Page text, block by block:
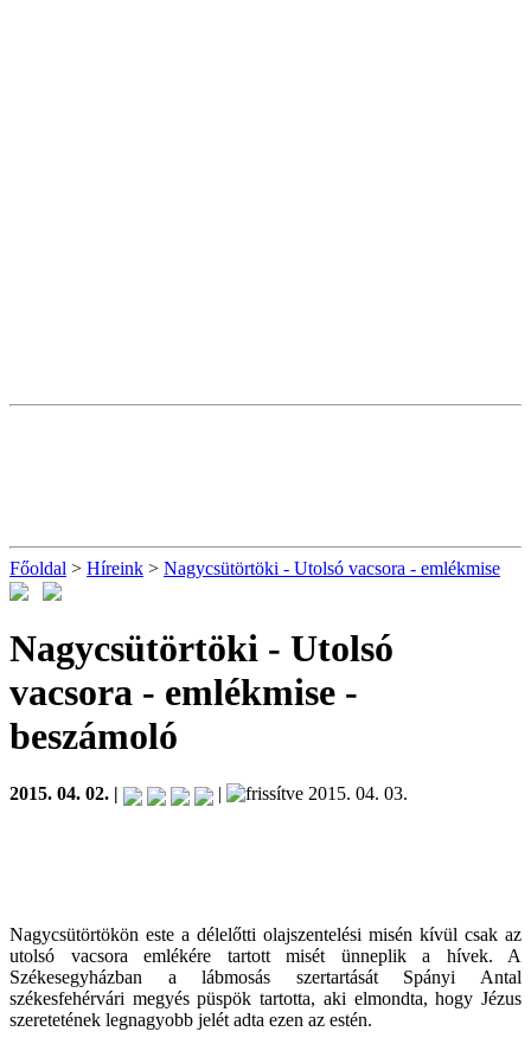
Főoldal > Híreink > Nagycsütörtöki - Utolsó vacsora - emlékmise
Nagycsütörtöki - Utolsó
vacsora - emlékmise -
beszámoló
2015. 04. 02. | | 2015. 04. 03.
Nagycsütörtökön este a délelőtti olajszentelési misén kívül csak az
utolsó vacsora emlékére tartott misét ünneplik a hívek. A
Székesegyházban a lábmosás szertartását Spányi Antal
székesfehérvári megyés püspök tartotta, aki elmondta, hogy Jézus
szeretetének legnagyobb jelét adta ezen az estén.